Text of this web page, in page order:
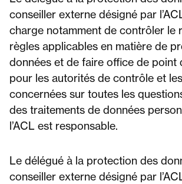
conseiller externe désigné par
charge notamment de contrôler le
règles applicables en matière de
données et de faire office de point
pour les autorités de contrôle et
concernées sur toutes les
des traitements de données
l’ACL est responsable.
Le délégué à la protection des
conseiller externe désigné par